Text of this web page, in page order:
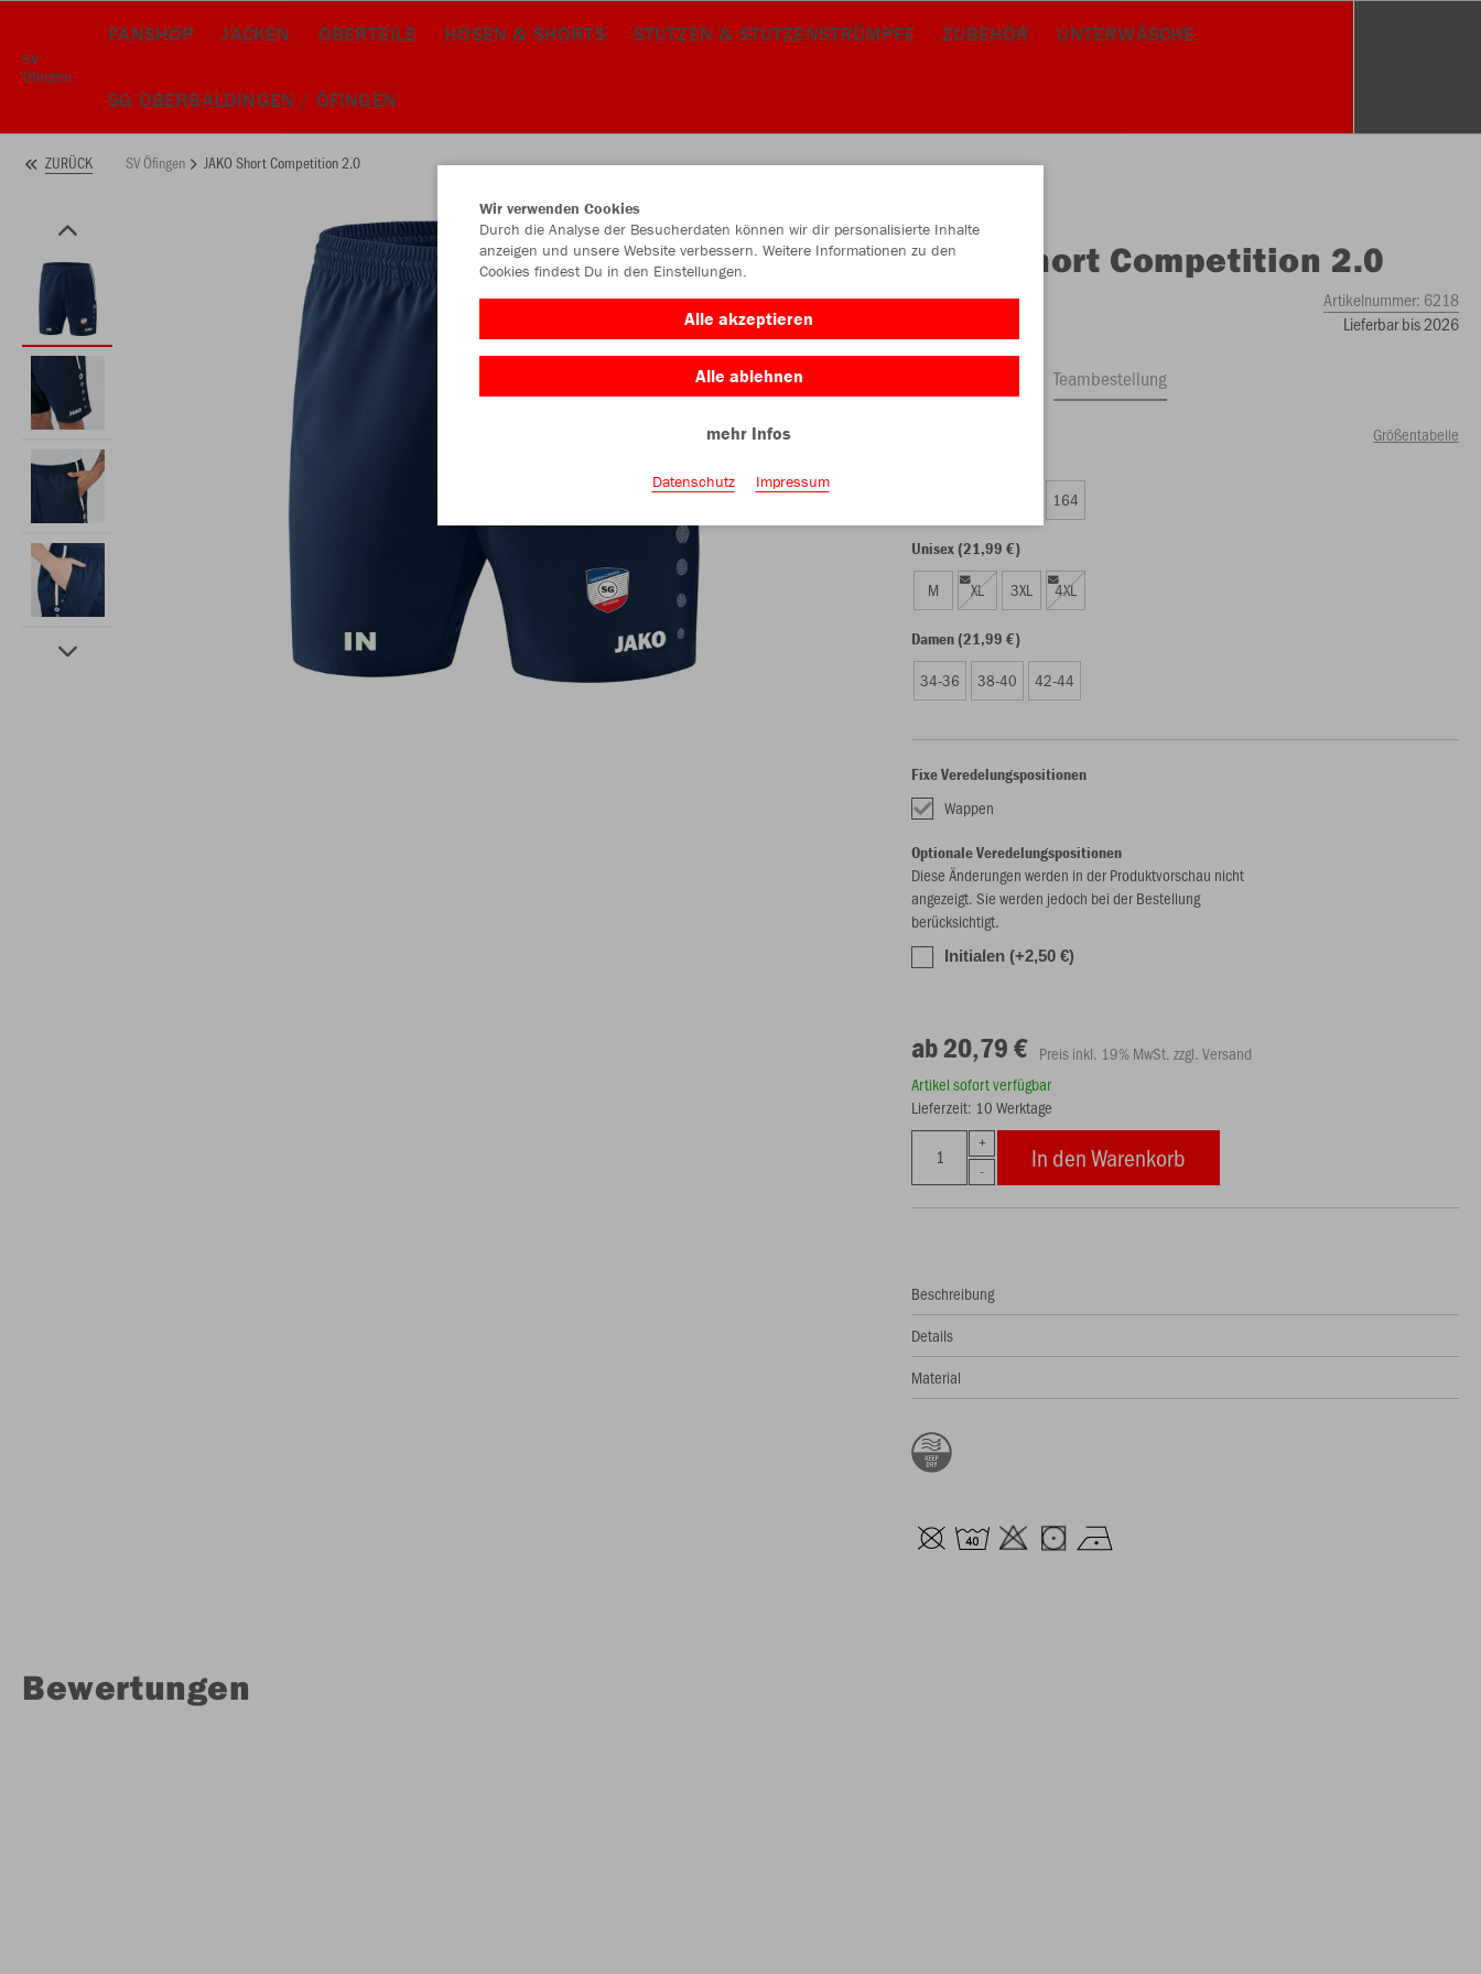
SV
Öfingen
FANSHOP JACKEN OBERTEILE HOSEN & SHORTS STUTZEN & STUTZENSTRÜMPFE ZUBEHÖR UNTERWÄSCHE
SG OBERBALDINGEN / ÖFINGEN
ZURÜCK SV Öfingen JAKO Short Competition 2.0
JAKO Short Competition 2.0
Artikelnummer: 6218
Lieferbar bis 2026
Teambestellung
Größentabelle
164
Unisex (21,99 €)
M XL 3XL 4XL
Damen (21,99 €)
34-36 38-40 42-44
Fixe Veredelungspositionen
Wappen
Optionale Veredelungspositionen
Diese Änderungen werden in der Produktvorschau nicht
angezeigt. Sie werden jedoch bei der Bestellung
berücksichtigt.
Initialen (+2,50 €)
ab 20,79 € Preis inkl. 19% MwSt. zzgl. Versand
Artikel sofort verfügbar
Lieferzeit: 10 Werktage
In den Warenkorb
Beschreibung
Details
Material
Bewertungen
Wir verwenden Cookies
Durch die Analyse der Besucherdaten können wir dir personalisierte Inhalte
anzeigen und unsere Website verbessern. Weitere Informationen zu den
Cookies findest Du in den Einstellungen.
Alle akzeptieren
Alle ablehnen
mehr Infos
Datenschutz Impressum